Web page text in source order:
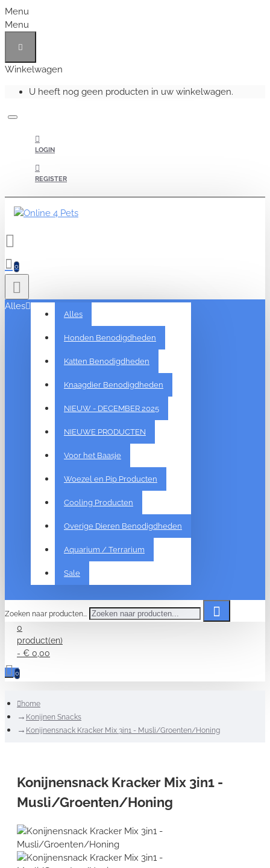
Menu
Menu
Winkelwagen
U heeft nog geen producten in uw winkelwagen.
LOGIN
REGISTER
0
Alles
Alles
Honden Benodigdheden
Katten Benodigdheden
Knaagdier Benodigdheden
NIEUW - DECEMBER 2025
NIEUWE PRODUCTEN
Voor het Baasje
Woezel en Pip Producten
Cooling Producten
Overige Dieren Benodigdheden
Aquarium / Terrarium
Sale
Zoeken naar producten...
0
product(en)
- € 0,00
0
home
Konijnen Snacks
Konijnensnack Kracker Mix 3in1 - Musli/Groenten/Honing
Konijnensnack Kracker Mix 3in1 -
Musli/Groenten/Honing